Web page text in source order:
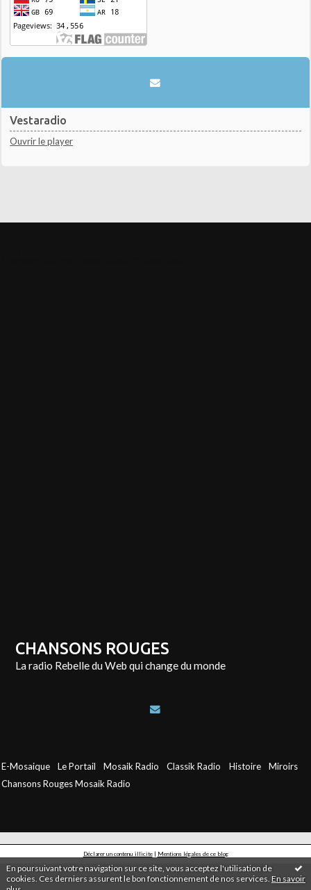
En poursuivant votre navigation sur ce site, vous acceptez l'utilisation de
cookies. Ces derniers assurent le bon fonctionnement de nos services. En savoir
Vestaradio
Ouvrir le player
CHANSONS ROUGES
La radio Rebelle du Web qui change du monde
E-Mosaique Le Portail Mosaik Radio Classik Radio Histoire
Miroirs
Chansons Rouges Mosaik Radio
Déclarer un contenu illicite| Mentions légales de ce blog